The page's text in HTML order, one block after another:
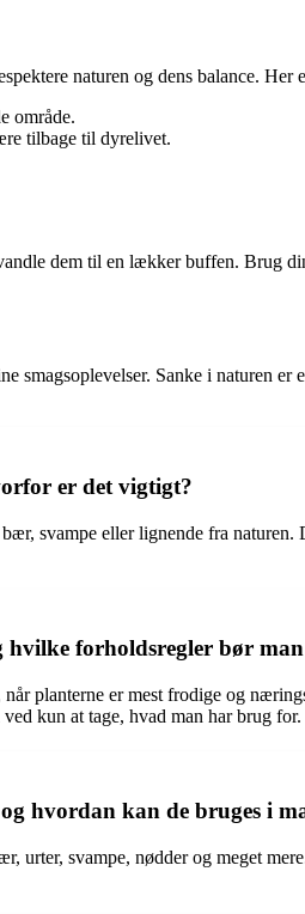
naturen og dens balance.
område.
tilbage til dyrelivet.
dem til en lækker buffen. Brug
Sanke i naturen
er det vigtigt?
svampe eller lignende fra
forholdsregler bør man
planterne er mest frodige og
kun at tage, hvad man har brug for.
hvordan kan de bruges i
urter, svampe, nødder og meget